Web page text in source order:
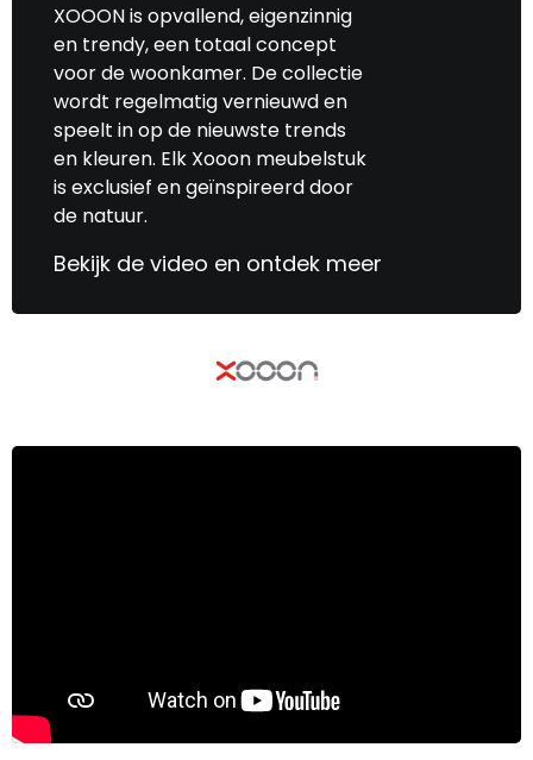
XOOON is opvallend, eigenzinnig
en trendy, een totaal concept
voor de woonkamer. De collectie
wordt regelmatig vernieuwd en
speelt in op de nieuwste trends
en kleuren. Elk Xooon meubelstuk
is exclusief en geïnspireerd door
de natuur.
Bekijk de video en ontdek meer